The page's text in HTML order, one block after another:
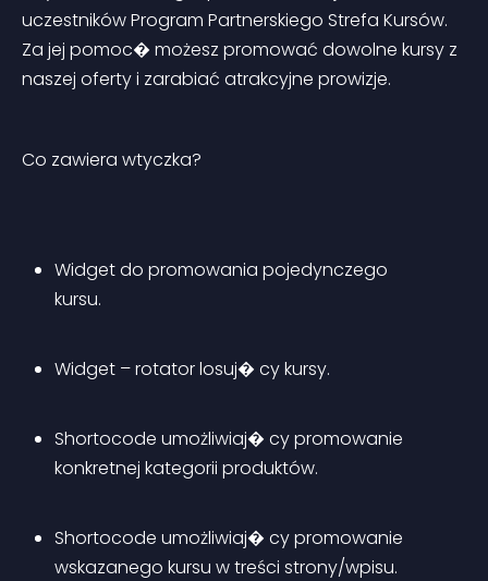
uczestników Program Partnerskiego Strefa Kursów.
Za jej pomoc� możesz promować dowolne kursy z
naszej oferty i zarabiać atrakcyjne prowizje.
Co zawiera wtyczka?
Widget do promowania pojedynczego
kursu.
Widget – rotator losuj� cy kursy.
Shortocode umożliwiaj� cy promowanie
konkretnej kategorii produktów.
Shortocode umożliwiaj� cy promowanie
wskazanego kursu w treści strony/wpisu.